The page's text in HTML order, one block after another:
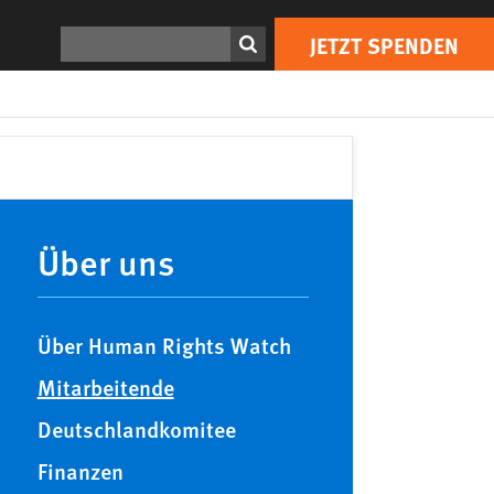
JETZT SPENDEN
Über uns
Über Human Rights Watch
Mitarbeitende
Deutschlandkomitee
Finanzen